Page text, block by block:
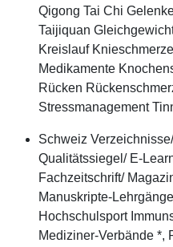
Qigong Tai Chi
Taijiquan
Kreislauf
Medikamente
Rücken
Stressmanagement
Schweiz
Qualitätssiegel/ E-
Fachzeitschrift/
Manuskripte-
Hochschulsport
Mediziner-Verbände *,